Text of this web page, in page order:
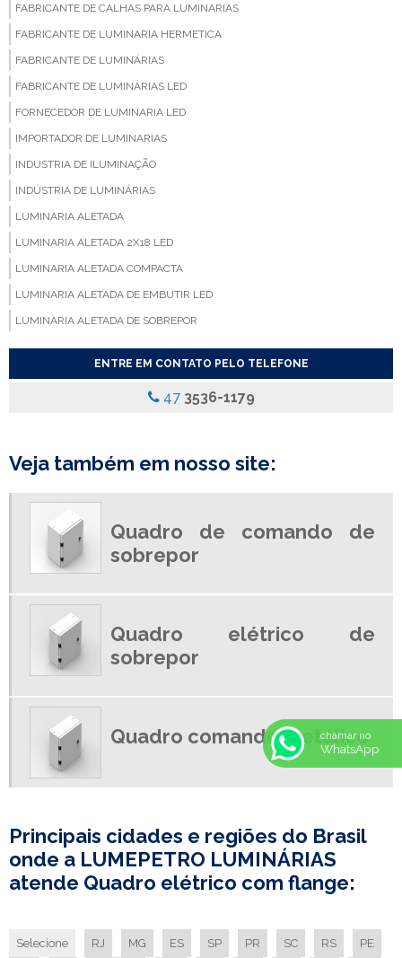
FABRICANTE DE CALHAS PARA LUMINARIAS
FABRICANTE DE LUMINARIA HERMETICA
FABRICANTE DE LUMINÁRIAS
FABRICANTE DE LUMINÁRIAS LED
FORNECEDOR DE LUMINARIA LED
IMPORTADOR DE LUMINARIAS
INDUSTRIA DE ILUMINAÇÃO
INDÚSTRIA DE LUMINÁRIAS
LUMINARIA ALETADA
LUMINARIA ALETADA 2X18 LED
LUMINARIA ALETADA COMPACTA
LUMINARIA ALETADA DE EMBUTIR LED
LUMINARIA ALETADA DE SOBREPOR
LUMINARIA ALETADA EMBUTIR
LUMINARIA COM DIFUSOR ACRILICO
LUMINARIA COM REFLETOR
LUMINARIA COM REFLETOR DE ALUMINIO
LUMINARIA COMERCIAL
LUMINARIA DE EMBUTIR
LUMINARIA DE EMBUTIR PREÇO
LUMINARIA DE LED EMPRESA
LUMINARIA EMBUTIR COM ALETAS
LUMINARIA HERMETICA
LUMINARIA HERMETICA 2X18
LUMINARIA HERMETICA PRECO
LUMINARIA IP65
LUMINARIA LED FABRICA
LUMINARIA SIMPLES
ENTRE EM CONTATO PELO TELEFONE
47 3536-1179
Veja também em nosso site:
Quadro de comando de
sobrepor
Quadro elétrico de
sobrepor
Quadro comando metálico
Principais cidades e regiões do Brasil
onde a LUMEPETRO LUMINÁRIAS
atende Quadro elétrico com flange:
Selecione RJ MG ES SP PR SC RS PE
chamar no
WhatsApp